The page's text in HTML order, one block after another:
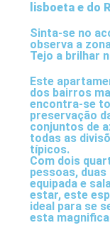
lisboeta e do
Sinta-se no
observa a
Tejo a brilhar
Este
dos bairros
encontra-se
preservação
conjuntos de
todas as
típicos.
Com dois
pessoas,
equipada e
estar, este
ideal para se
esta